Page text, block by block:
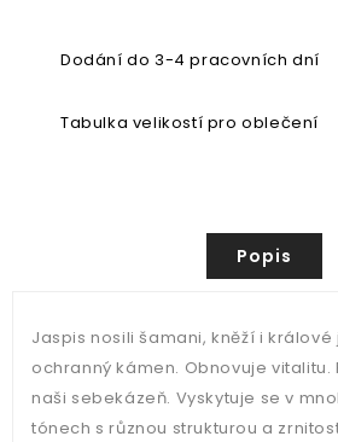
Dodání do 3-4 pracovních dní
Tabulka velikostí pro oblečení
Popis
Jaspis nosili šamani, kněží i
ochranný kámen. Obnovuje vitalitu.
naši sebekázeň. Vyskytuje se v
tónech s různou strukturou a